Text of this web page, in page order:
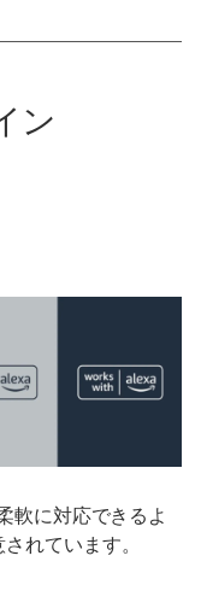
ン
軟に対応できるよ
れています。